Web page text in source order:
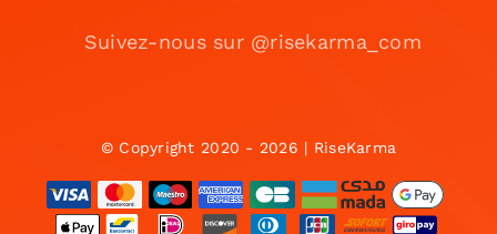
Suivez-nous sur @risekarma_com
© Copyright 2020 - 2026 | RiseKarma